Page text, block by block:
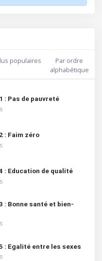
populaires
Par ordre
alphabétique
: Pas de pauvreté
: Faim zéro
: Education de qualité
: Bonne santé et bien-
: Egalité entre les sexes